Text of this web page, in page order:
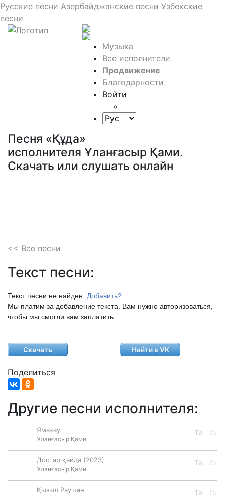
Русские песни Азербайджанские песни Узбекские
песни
Музыка
Все исполнители
Продвижение
Благодарности
Войти
Песня «Құда»
исполнителя Ұланғасыр Қами.
Скачать или слушать онлайн
<< Все песни
Текст песни:
Текст песни не найден. Добавить?
Мы платим за добавление текста. Вам нужно авторизоваться,
чтобы мы смогли вам заплатить
Скачать Найти в VK
Поделиться
Другие песни исполнителя:
Ямахау
Ұланғасыр Қами
Достар қайда (2023)
Ұланғасыр Қами
Қызыл Раушан